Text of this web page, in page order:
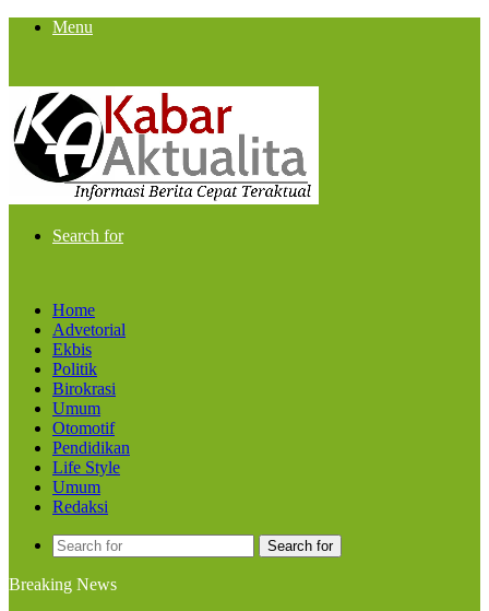
Menu
Search for
Home
Advetorial
Ekbis
Politik
Birokrasi
Umum
Otomotif
Pendidikan
Life Style
Umum
Redaksi
Search for
Breaking News